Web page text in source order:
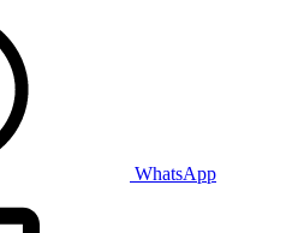
WhatsApp